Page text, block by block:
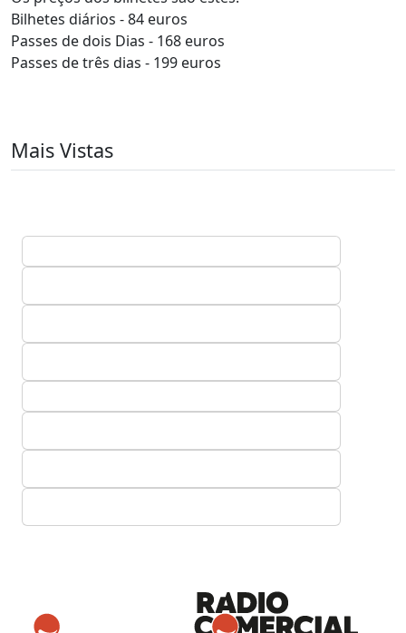
Bilhetes diários - 84 euros
Passes de dois Dias - 168 euros
Passes de três dias - 199 euros
Mais Vistas